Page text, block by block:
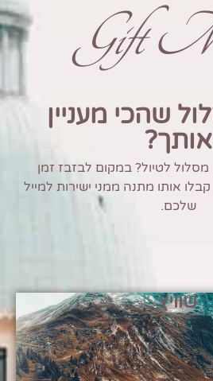
Gift
שהכי מעניין
אותך?
מסלול לטיול? במקום לבזבז זמן
אותו מתנה ממני ישירות למייל
שלכם.
שוויץ